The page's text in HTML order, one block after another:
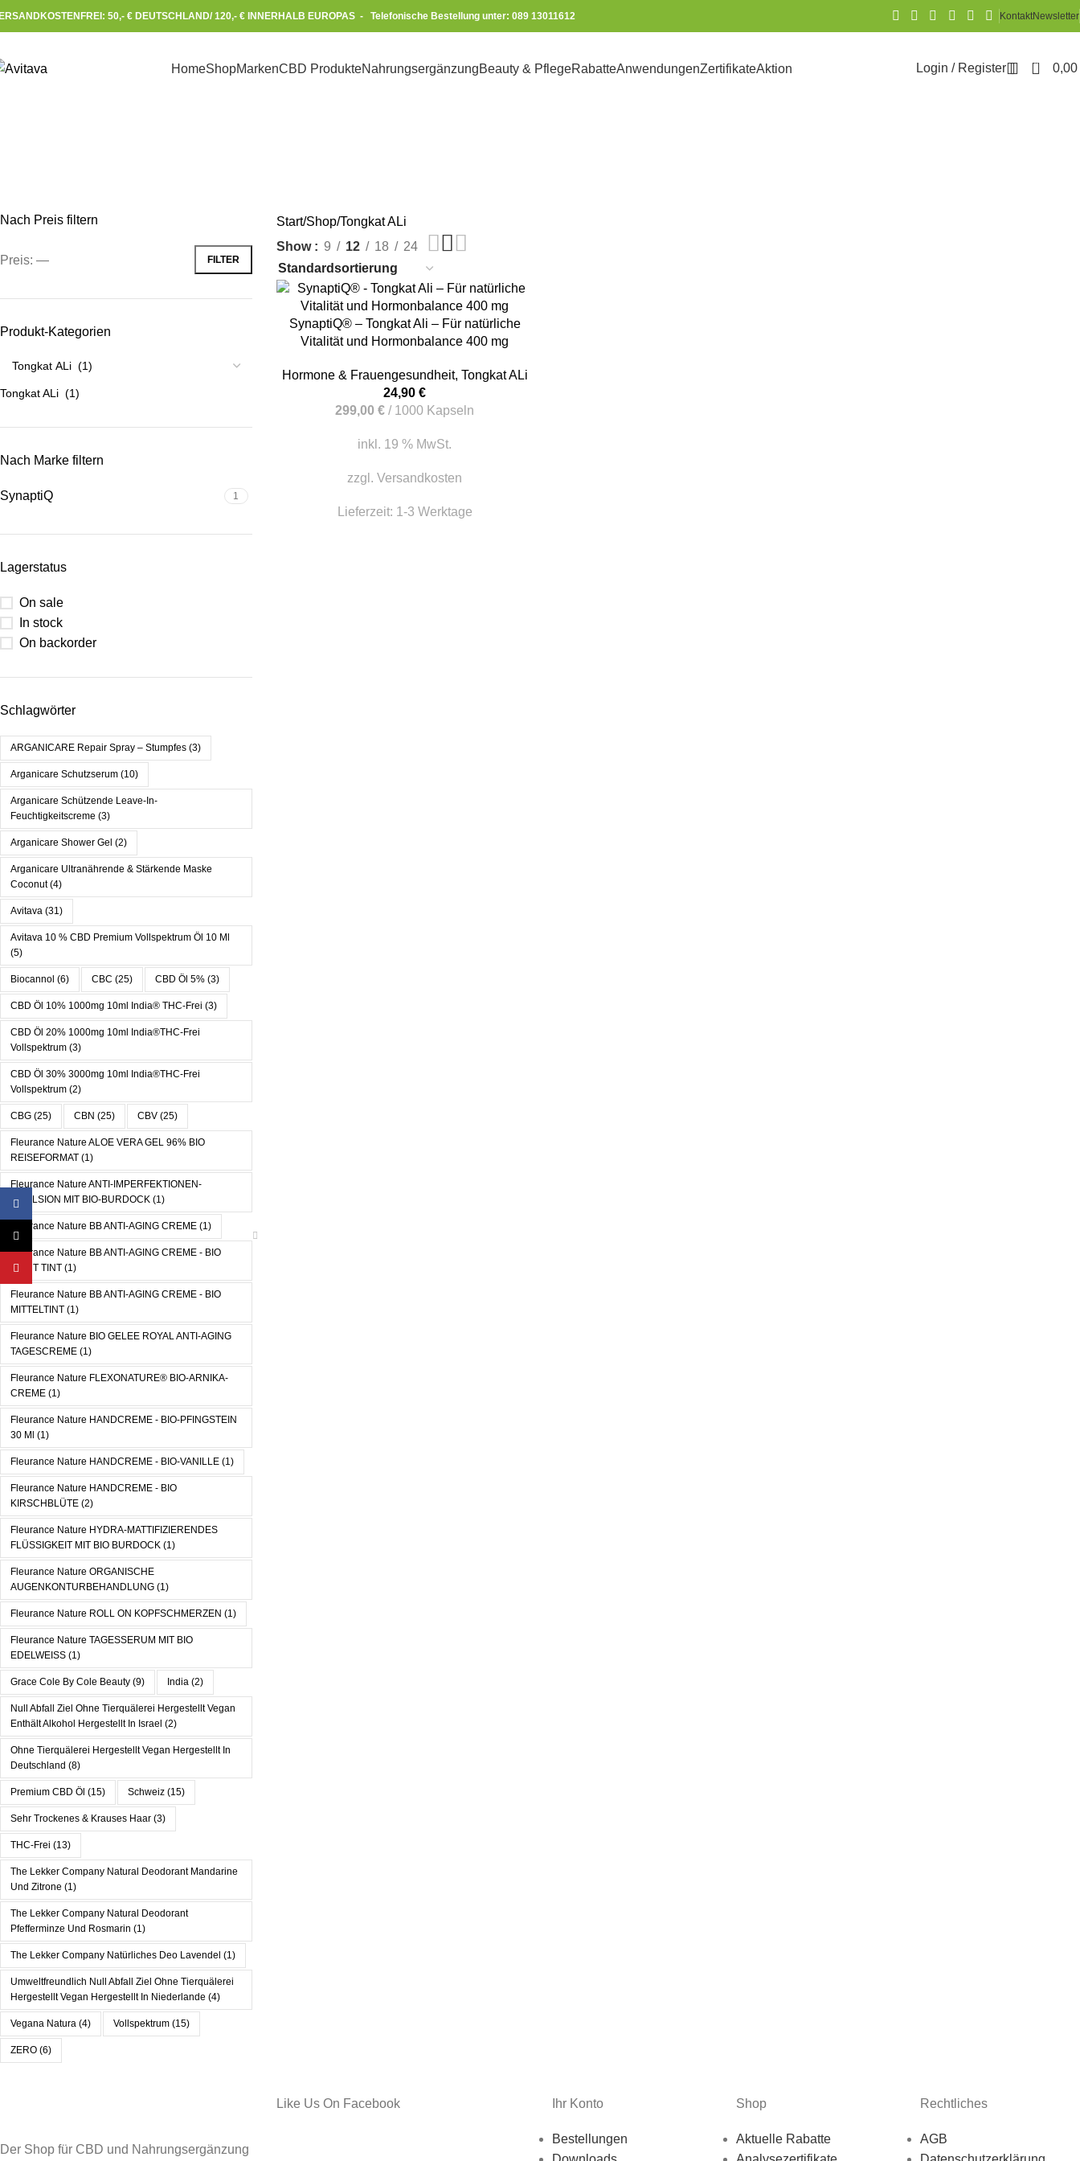
50,- € DEUTSCHLAND/ 120,- € INNERHALB EUROPAS - Telefonische Bestellung unter: 089 13011612 KontaktNewsletter
HomeShopMarkenCBD ProdukteNahrungsergänzungBeauty & PflegeRabatteAnwendungenZertifikateAktion Login / Register 0 0,00
Nach Preis filtern
FILTER
Preis: —
Produkt-Kategorien
Tongkat ALi (1)
Nach Marke filtern
SynaptiQ 1
Lagerstatus
On sale
In stock
On backorder
Schlagwörter
ARGANICARE Repair Spray – Stumpfes (3)
Arganicare Schutzserum (10)
Arganicare Schützende Leave-In-
Feuchtigkeitscreme (3)
Arganicare Shower Gel (2)
Arganicare Ultranährende & Stärkende Maske
Coconut(4)
Avitava (31)
Avitava 10 % CBD Premium Vollspektrum Öl 10 Ml
(5)
Biocannol (6) CBC (25) CBD Öl 5% (3)
CBD Öl 10% 1000mg 10ml India® THC-Frei (3)
CBD Öl 20% 1000mg 10ml India®THC-Frei
Vollspektrum (3)
CBD Öl 30% 3000mg 10ml India®THC-Frei
Vollspektrum (2)
CBG (25) CBN (25) CBV (25)
Fleurance Nature ALOE VERA GEL 96% BIO
REISEFORMAT (1)
Fleurance Nature ANTI-IMPERFEKTIONEN-
EMULSION MIT BIO-BURDOCK (1)
Fleurance Nature BB ANTI-AGING CREME (1)
Fleurance Nature BB ANTI-AGING CREME - BIO
LIGHT TINT (1)
Fleurance Nature BB ANTI-AGING CREME - BIO
MITTELTINT (1)
Fleurance Nature BIO GELEE ROYAL ANTI-AGING
TAGESCREME (1)
Fleurance Nature FLEXONATURE® BIO-ARNIKA-
CREME (1)
Fleurance Nature HANDCREME - BIO-PFINGSTEIN
30 Ml (1)
Fleurance Nature HANDCREME - BIO-VANILLE (1)
Fleurance Nature HANDCREME - BIO
KIRSCHBLÜTE (2)
Fleurance Nature HYDRA-MATTIFIZIERENDES
FLÜSSIGKEIT MIT BIO BURDOCK (1)
Fleurance Nature ORGANISCHE
AUGENKONTURBEHANDLUNG (1)
Fleurance Nature ROLL ON KOPFSCHMERZEN (1)
Fleurance Nature TAGESSERUM MIT BIO
EDELWEISS (1)
Grace Cole By Cole Beauty (9) India (2)
Null Abfall Ziel Ohne Tierquälerei Hergestellt Vegan
Enthält Alkohol Hergestellt In Israel (2)
Ohne Tierquälerei Hergestellt Vegan Hergestellt In
Deutschland (8)
Premium CBD Öl (15) Schweiz (15)
Sehr Trockenes & Krauses Haar (3)
THC-Frei (13)
The Lekker Company Natural Deodorant Mandarine
Und Zitrone (1)
The Lekker Company Natural Deodorant
Pfefferminze Und Rosmarin (1)
The Lekker Company Natürliches Deo Lavendel (1)
Umweltfreundlich Null Abfall Ziel Ohne Tierquälerei
Hergestellt Vegan Hergestellt In Niederlande (4)
Vegana Natura (4) Vollspektrum (15)
ZERO (6)
Start Shop Tongkat ALi
Show
9 12 18 24
IN DEN WARENKORB
SynaptiQ® – Tongkat Ali – Für natürliche
Vitalität und Hormonbalance 400 mg
Hormone & Frauengesundheit, Tongkat ALi
24,90€
299,00€ / 1000 Kapseln
inkl. 19 % MwSt.
zzgl.Versandkosten
Lieferzeit: 1-3 Werktage
Der Shop für CBD und Nahrungsergänzung
Like Us On Facebook Ihr Konto
Bestellungen
Shop
Aktuelle Rabatte
Rechtliches
AGB
Facebook
X
YouTube